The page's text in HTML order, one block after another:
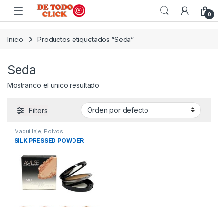
Saltar a Navegar
Saltar al contenido
0
Inicio Productos etiquetados “Seda”
Seda
Mostrando el único resultado
Filters
Maquillaje, Polvos
SILK PRESSED POWDER